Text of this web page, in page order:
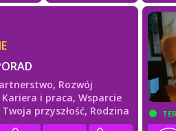
Rozwój
Kariera i praca,Wsparcie
Twoja przyszłość, Rodzina